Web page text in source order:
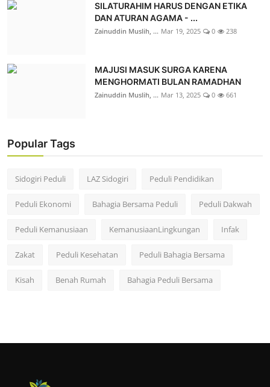
SILATURAHIM HARUS DENGAN ETIKA
DAN ATURAN AGAMA - ...
Zainuddin Muslih, ... Mar 19, 2025 0 238
MAJUSI MASUK SURGA KARENA
MENGHORMATI BULAN RAMADHAN
Zainuddin Muslih, ... Mar 13, 2025 0 661
Popular Tags
Sidogiri Peduli LAZ Sidogiri Peduli Pendidikan
Peduli Ekonomi Bahagia Bersama Peduli Peduli Dakwah
Peduli Kemanusiaan KemanusiaanLingkungan Infak
Zakat Peduli Kesehatan Peduli Bahagia Bersama
Kisah Benah Rumah Bahagia Peduli Bersama